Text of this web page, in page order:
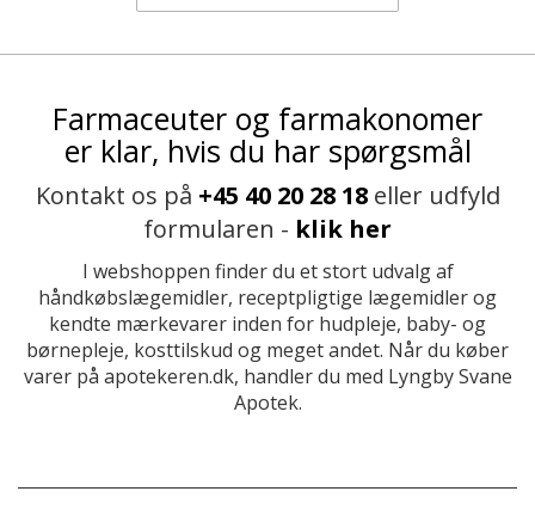
Farmaceuter og farmakonomer
er klar, hvis du har spørgsmål
Kontakt os på +45 40 20 28 18eller udfyld
formularen - klik her
I webshoppen finder du et stort udvalg af
håndkøbslægemidler, receptpligtige lægemidler og
kendte mærkevarer inden for hudpleje, baby- og
børnepleje, kosttilskud og meget andet. Når du køber
varer på apotekeren.dk, handler du med Lyngby Svane
Apotek.